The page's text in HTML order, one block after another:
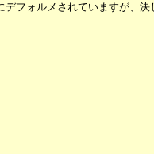
フォルメされていますが、決